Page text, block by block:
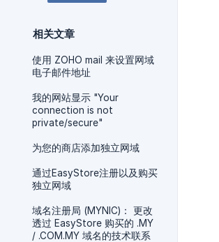
相关文章
使用 ZOHO mail 来设置网域
电子邮件地址
我的网站显示 "Your
connection is not
private/secure"
为您的商店添加独立网域
通过EasyStore注册以及购买
独立网域
域名注册局 (MYNIC)： 更改
透过 EasyStore 购买的 .MY
/ .COM.MY 域名的技术联系